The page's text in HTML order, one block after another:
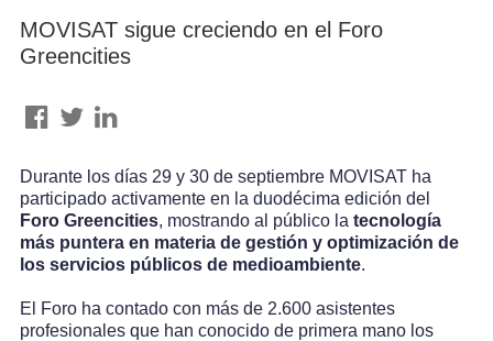
MOVISAT sigue creciendo en el Foro
Greencities
Durante los días 29 y 30 de septiembre MOVISAT ha
participado activamente en la duodécima edición del
Foro Greencities, mostrando al público la tecnología
más puntera en materia de gestión y optimización de
los servicios públicos de medioambiente.
El Foro ha contado con más de 2.600 asistentes
profesionales que han conocido de primera mano los